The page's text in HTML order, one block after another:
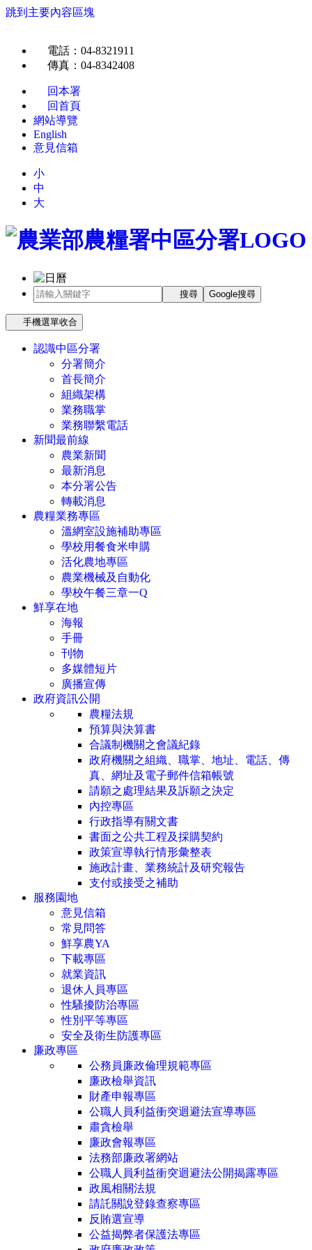
跳到主要內容區塊
電話 ：04-8321911
傳真 ：04-8342408
回本署
回首頁
網站導覽
English
意見信箱
小
中
大
搜尋 Google搜尋
手機選單收合
認識中區分署
分署簡介
首長簡介
組織架構
業務職掌
業務聯繫電話
新聞最前線
農業新聞
最新消息
本分署公告
轉載消息
農糧業務專區
溫網室設施補助專區
學校用餐食米申購
活化農地專區
農業機械及自動化
學校午餐三章一Q
鮮享在地
海報
手冊
刊物
多媒體短片
廣播宣傳
政府資訊公開
農糧法規
預算與決算書
合議制機關之會議紀錄
政府機關之組織、職掌、地址、電話、傳
真、網址及電子郵件信箱帳號
請願之處理結果及訴願之決定
內控專區
行政指導有關文書
書面之公共工程及採購契約
政策宣導執行情形彙整表
施政計畫、業務統計及研究報告
支付或接受之補助
服務園地
意見信箱
常見問答
鮮享農YA
下載專區
就業資訊
退休人員專區
性騷擾防治專區
性別平等專區
安全及衛生防護專區
廉政專區
公務員廉政倫理規範專區
廉政檢舉資訊
財產申報專區
公職人員利益衝突迴避法宣導專區
肅貪檢舉
廉政會報專區
法務部廉政署網站
公職人員利益衝突迴避法公開揭露專區
政風相關法規
請託關說登錄查察專區
反賄選宣導
公益揭弊者保護法專區